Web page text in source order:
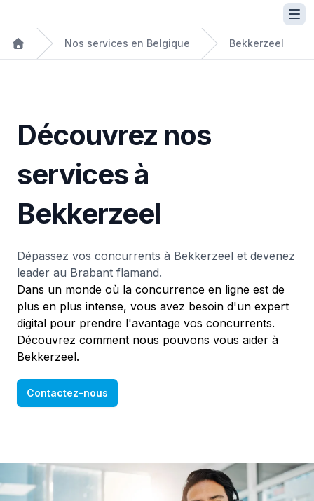
Nos services en Belgique Bekkerzeel
Découvrez nos
services à
Bekkerzeel
Dépassez vos concurrents à Bekkerzeel et devenez
leader au Brabant flamand.
Dans un monde où la concurrence en ligne est de
plus en plus intense, vous avez besoin d'un expert
digital pour prendre l'avantage vos concurrents.
Découvrez comment nous pouvons vous aider à
Bekkerzeel.
Contactez-nous